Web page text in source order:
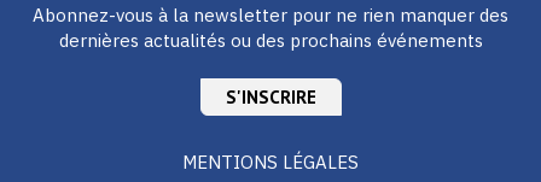
Abonnez-vous à la newsletter pour ne rien manquer des
dernières actualités ou des prochains événements
S'INSCRIRE
MENTIONS LÉGALES